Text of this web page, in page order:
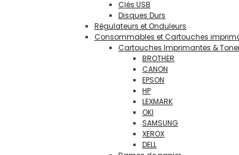
Clés USB
Disques Durs
Régulateurs et Onduleurs
Consommables et Cartouches
Cartouches Imprimantes &
BROTHER
CANON
EPSON
HP
LEXMARK
OKI
SAMSUNG
XEROX
DELL